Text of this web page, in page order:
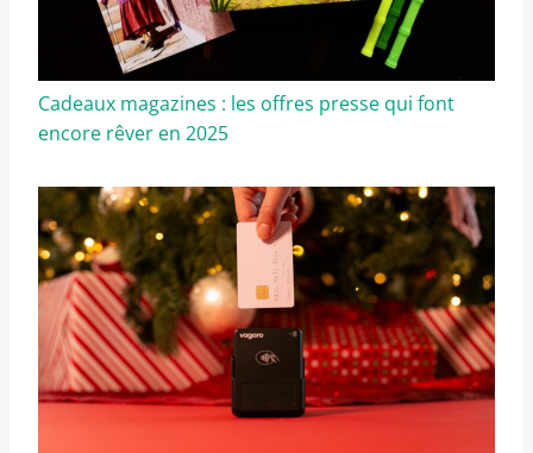
Cadeaux magazines : les offres presse qui font
encore rêver en 2025